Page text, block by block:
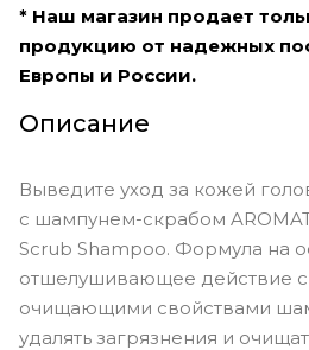
* Наш магазин продает
продукцию от надежных
Европы и России.
Описание
Выведите уход за кожей
с шампунем-скрабом
Scrub Shampoo. Формула на
отшелушивающее действие
очищающими свойствами
удалять загрязнения и